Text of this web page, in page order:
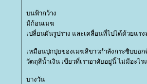
บนฟ้ากว้าง
มีก้อนเมฆ
เปลี่ยนผันรูปร่าง และเคลื่อนที่ไปได้ด้วยแรง
เหมือนปุกปุยของเมฆสีขาวกำลังกระซิบบอก
วัตถุสีน้ำเงิน เขียวที่เราอาศัยอยู่นี้ ไม่มีอะไ
บางวัน